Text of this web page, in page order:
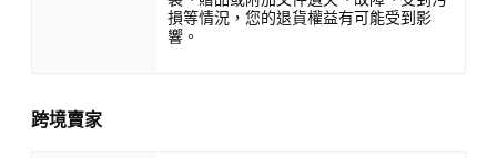
損等情況，您的退貨權益有可能受到影
響。
跨境賣家